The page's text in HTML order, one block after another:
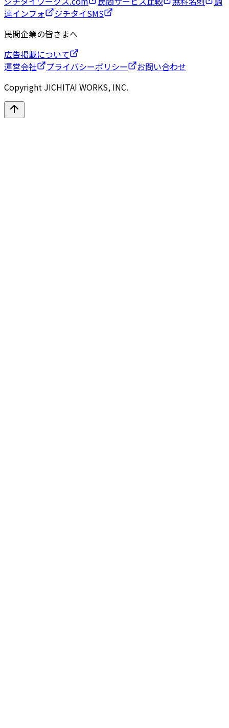
達インフォ
ジチタイSMS
民間企業の皆さまへ
広告掲載について
運営会社
プライバシーポリシー
お問い合わせ
Copyright JICHITAI WORKS, INC.